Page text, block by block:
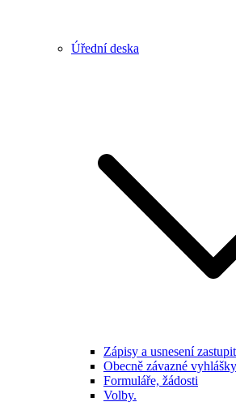
Úřední deska
Zápisy a usnesení
Obecně závazné vyhlášky
Formuláře, žádosti
Volby.